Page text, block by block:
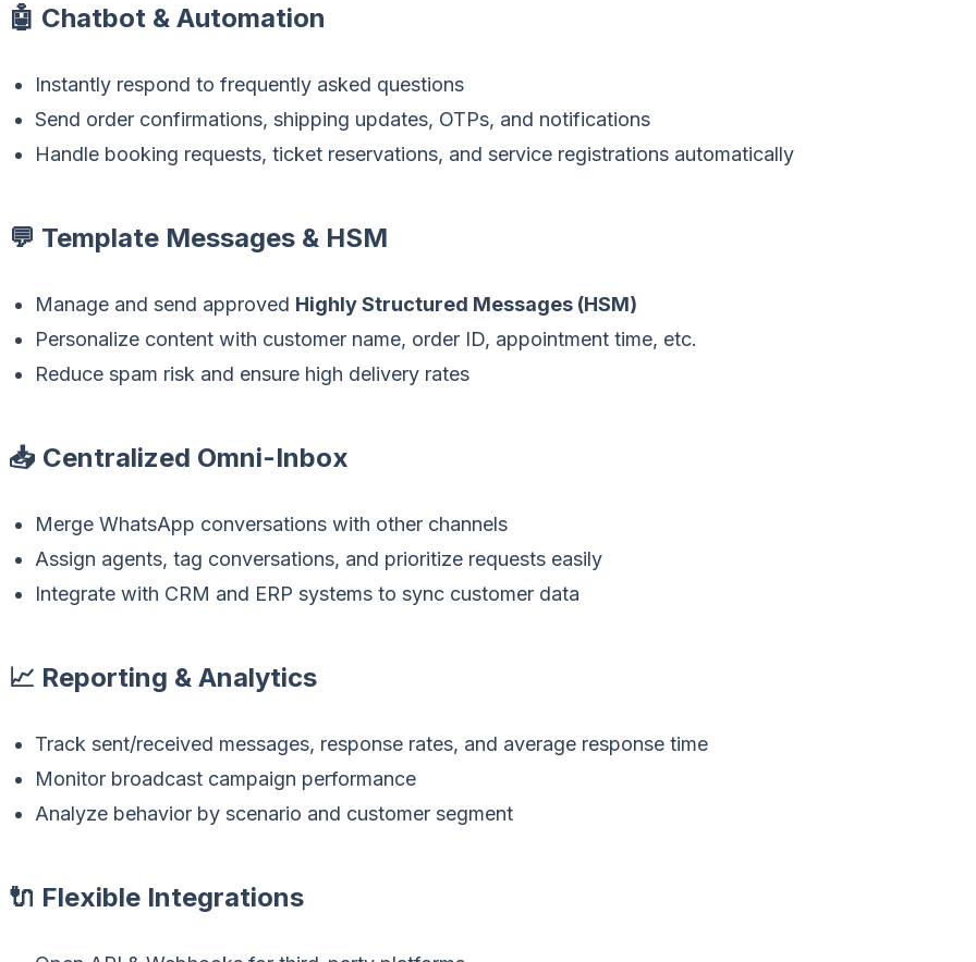
🤖 Chatbot & Automation
Instantly respond to frequently asked questions
Send order confirmations, shipping updates, OTPs, and notifications
Handle booking requests, ticket reservations, and service registrations automatically
💬 Template Messages & HSM
Manage and send approved Highly Structured Messages (HSM)
Personalize content with customer name, order ID, appointment time, etc.
Reduce spam risk and ensure high delivery rates
📥 Centralized Omni-Inbox
Merge WhatsApp conversations with other channels
Assign agents, tag conversations, and prioritize requests easily
Integrate with CRM and ERP systems to sync customer data
📈 Reporting & Analytics
Track sent/received messages, response rates, and average response time
Monitor broadcast campaign performance
Analyze behavior by scenario and customer segment
🔌 Flexible Integrations